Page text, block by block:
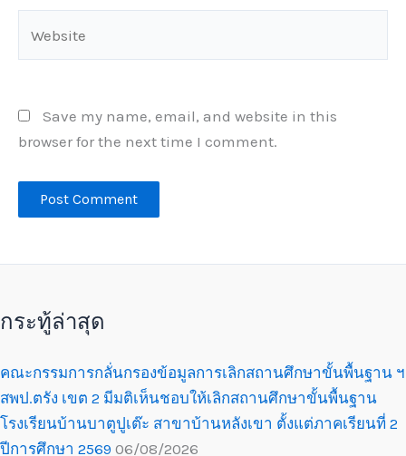
Save my name, email, and website in this
browser for the next time I comment.
กระทู้ล่าสุด
คณะกรรมการกลั่นกรองข้อมูลการเลิกสถานศึกษาขั้นพื้นฐาน ฯ
สพป.ตรัง เขต 2 มีมติเห็นชอบให้เลิกสถานศึกษาขั้นพื้นฐาน
โรงเรียนบ้านบาตูปูเต๊ะ สาขาบ้านหลังเขา ตั้งแต่ภาคเรียนที่ 2
ปีการศึกษา 2569 06/08/2026